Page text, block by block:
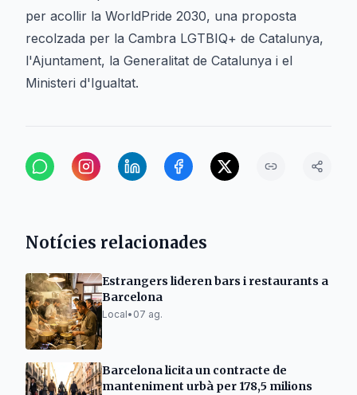
per acollir la WorldPride 2030, una proposta
recolzada per la Cambra LGTBIQ+ de Catalunya,
l'Ajuntament, la Generalitat de Catalunya i el
Ministeri d'Igualtat.
Notícies relacionades
Estrangers lideren bars i restaurants a
Barcelona
Local• 07 ag.
Barcelona licita un contracte de
manteniment urbà per 178,5 milions